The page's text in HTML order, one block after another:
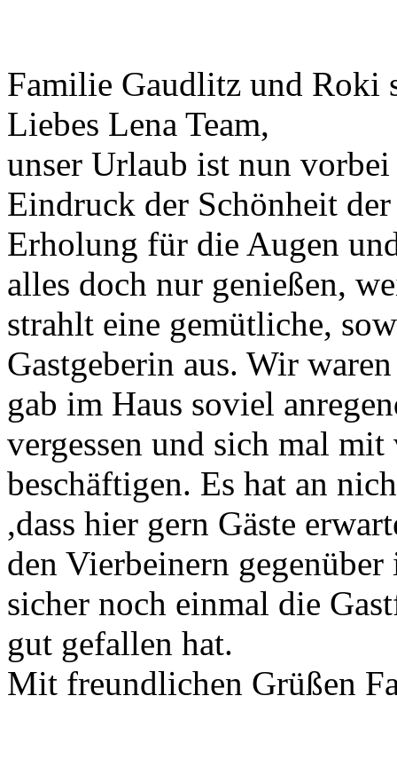
Familie Gaudlitz und Roki
Liebes Lena Team,
unser Urlaub ist nun
Eindruck der Schönheit
Erholung für die Augen
alles doch nur genießen,
strahlt eine gemütliche,
Gastgeberin aus. Wir
gab im Haus soviel
vergessen und sich mal
beschäftigen. Es hat an
,dass hier gern Gäste
den Vierbeinern
sicher noch einmal die
gut gefallen hat.
Mit freundlichen Grüßen